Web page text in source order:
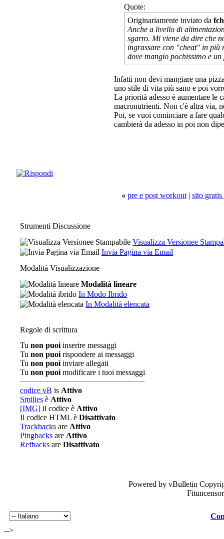
Quote:
Originariamente inviato da
Anche a livello di
sgarro. Mi viene da dire che
ingrassare con "cheat" in più
dove mangio pochissimo e
Infatti non devi mangiare una
uno stile di vita più sano e poi
La priorità adesso è aumentare le
macronutrienti. Non c'è altra via,
Poi, se vuoi cominciare a fare
cambierà da adesso in poi non
« pre e post workout| sito
Strumenti Discussione
Visualizza Versionee
Invia Pagina via Email
Modalità Visualizzazione
Modalità lineare
In Modo Ibrido
In Modalità elencata
Regole di scrittura
Tu non puoi inserire messaggi
Tu non puoi rispondere ai messaggi
Tu non puoi inviare allegati
Tu non puoi modificare i tuoi messaggi
codice vB is Attivo
Smilies è Attivo
[IMG] il codice è Attivo
Il codice HTML è Disattivato
Trackbacks are Attivo
Pingbacks are Attivo
Refbacks are Disattivato
Powered by vBulletin
-->